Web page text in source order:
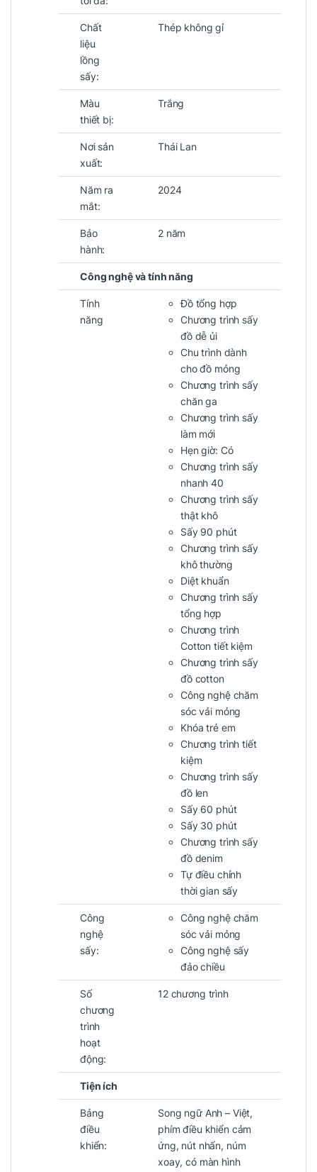
Chất
liệu
lồng
sấy:
Thép không gỉ
Màu
thiết bị:
Trắng
Nơi sản
xuất:
Thái Lan
Năm ra
mắt:
2024
Bảo
hành:
2 năm
Công nghệ và tính năng
Tính
năng
Đồ tổng hợp
Chương trình sấy
đồ dễ ủi
Chu trình dành
cho đồ mỏng
Chương trình sấy
chăn ga
Chương trình sấy
làm mới
Hẹn giờ: Có
Chương trình sấy
nhanh 40
Chương trình sấy
thật khô
Sấy 90 phút
Chương trình sấy
khô thường
Diệt khuẩn
Chương trình sấy
tổng hợp
Chương trình
Cotton tiết kiệm
Chương trình sấy
đồ cotton
Công nghệ chăm
sóc vải mỏng
Khóa trẻ em
Chương trình tiết
kiệm
Chương trình sấy
đồ len
Sấy 60 phút
Sấy 30 phút
Chương trình sấy
đồ denim
Tự điều chỉnh
thời gian sấy
Công
nghệ
sấy:
Công nghệ chăm
sóc vải mỏng
Công nghệ sấy
đảo chiều
Số
chương
trình
hoạt
động:
12 chương trình
Tiện ích
Bảng
điều
khiển:
Song ngữ Anh – Việt,
phím điều khiển cảm
ứng, nút nhấn, núm
xoay, có màn hình